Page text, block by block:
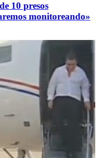
10 presos
monitoreando»